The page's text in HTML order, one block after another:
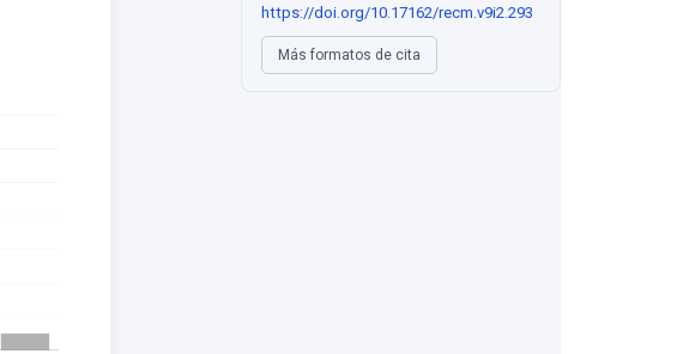
https://doi.org/10.17162/recm.v9i2.293
Más formatos de cita